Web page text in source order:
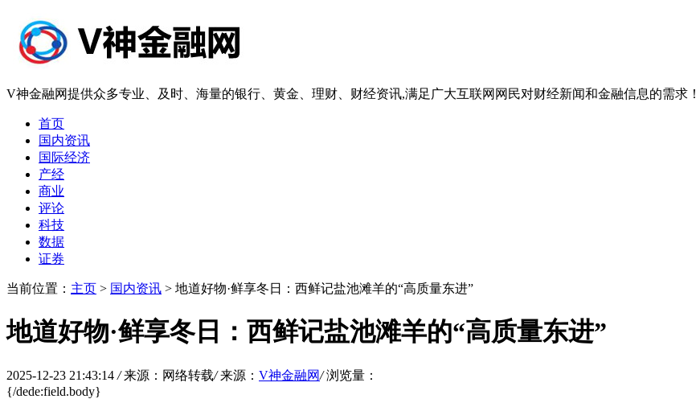
V神金融网提供众多专业、及时、海量的银行、黄金、理财、财经资讯,满足广大互联网网民对财经新闻和金融信息的需求！
首页
国内资讯
国际经济
产经
商业
评论
科技
数据
证券
当前位置： 主页 > 国内资讯 > 地道好物·鲜享冬日：西鲜记盐池滩羊的“高质量东进”
地道好物·鲜享冬日：西鲜记盐池滩羊的“高质量东进”
2025-12-23 21:43:14 / 来源：网络转载/ 来源： V神金融网/ 浏览量：
{/dede:field.body}